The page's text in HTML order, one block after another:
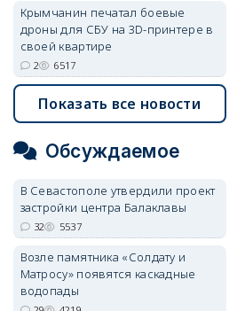
проект застройки центра
Балаклавы
Там появится туристический
квартал с отелями и
парковками.
05/08/2026 08:01
Крымчанин печатал боевые
дроны для СБУ на 3D-принтере в
своей квартире
2 6517
Показать все новости
Обсуждаемое
В Севастополе утвердили проект
застройки центра Балаклавы
32 5537
Возле памятника «Солдату и
Матросу» появятся каскадные
водопады